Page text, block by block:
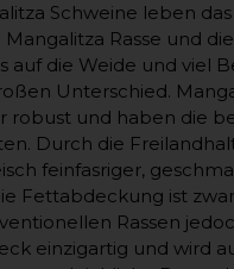
Schweine leben
Rasse und die
auf die Weide und viel
Unterschied.
robust und haben die
Durch die
feinfasriger,
Fettabdeckung ist
Rassen
einzigartig und wird